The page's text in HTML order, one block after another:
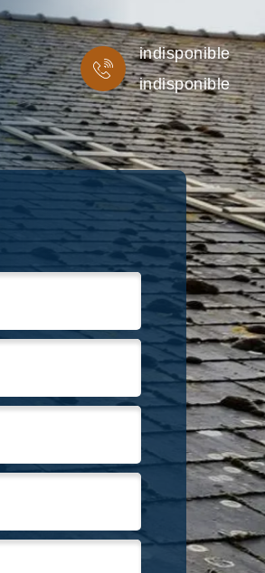
indisponible
indisponible